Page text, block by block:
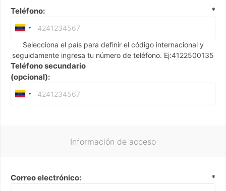
Teléfono: *
Selecciona el país para definir el código internacional y
seguidamente ingresa tu número de teléfono. Ej:4122500135
Teléfono secundario
(opcional):
Información de acceso
Correo electrónico: *